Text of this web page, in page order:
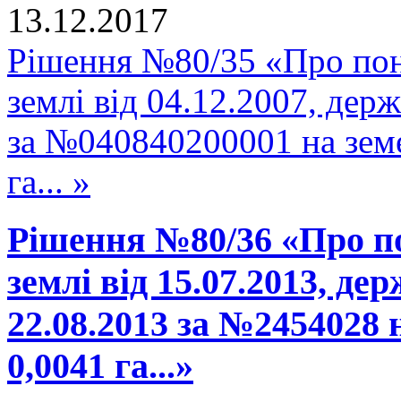
13.12.2017
Рішення №80/35 «Про
землі від 04.12.2007,
за №040840200001 на
га... »
Рішення №80/36 «Про
землі від 15.07.2013,
22.08.2013 за
0,0041 га...»